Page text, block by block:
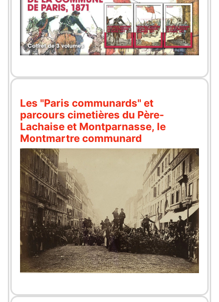
Les "Paris communards" et
parcours cimetières du Père-
Lachaise et Montparnasse, le
Montmartre communard